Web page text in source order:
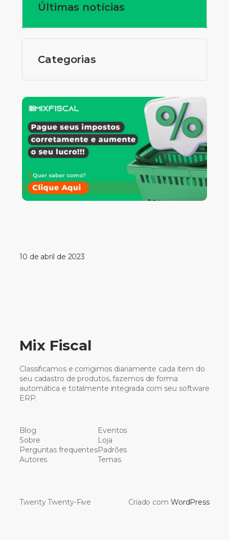
Últimas notícias
Categorias
10 de abril de 2023
Mix Fiscal
Classificamos e corrigimos diariamente cada item do
seu cadastro de produtos, fazemos de forma
automática e totalmente integrada com seu software
ERP.
Blog
Sobre
Perguntas frequentes
Autores
Eventos
Loja
Padrões
Temas
Twenty Twenty-Five Criado com WordPress